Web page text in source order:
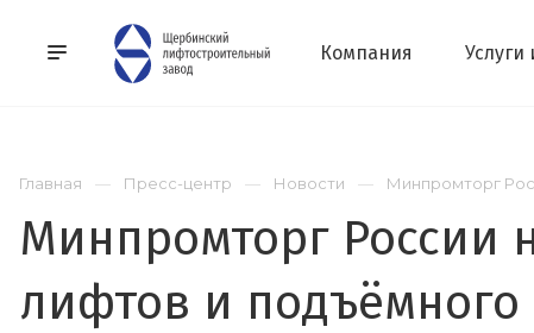
Компания Услуги
Главная Пресс-центр Новости Минпромторг
Минпромторг России
лифтов и подъёмного